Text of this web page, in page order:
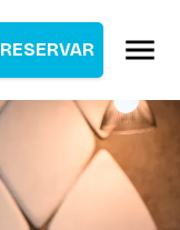
RESERVAR